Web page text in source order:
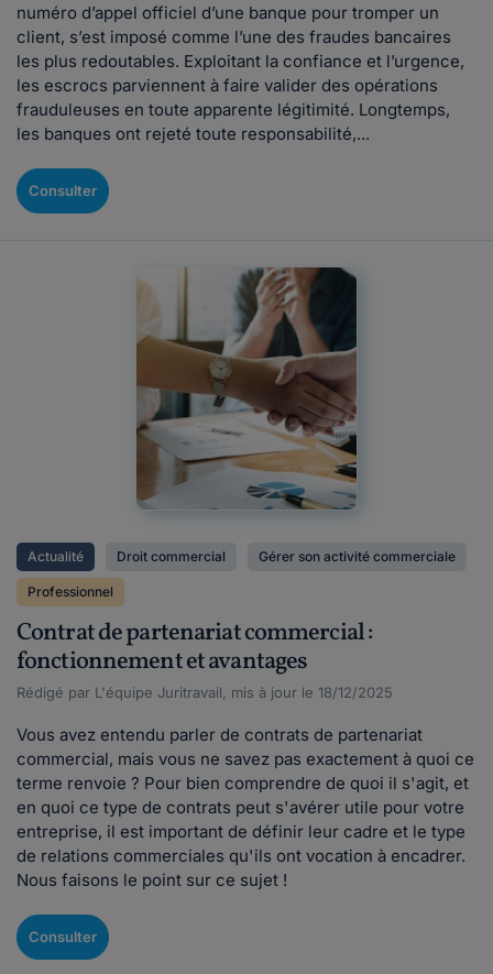
numéro d’appel officiel d’une banque pour tromper un
client, s’est imposé comme l’une des fraudes bancaires
les plus redoutables. Exploitant la confiance et l’urgence,
les escrocs parviennent à faire valider des opérations
frauduleuses en toute apparente légitimité. Longtemps,
les banques ont rejeté toute responsabilité,...
Consulter
Actualité Droit commercial Gérer son activité commerciale
Professionnel
Contrat de partenariat commercial :
fonctionnement et avantages
Rédigé par L'équipe Juritravail, mis à jour le 18/12/2025
Vous avez entendu parler de contrats de partenariat
commercial, mais vous ne savez pas exactement à quoi ce
terme renvoie ? Pour bien comprendre de quoi il s'agit, et
en quoi ce type de contrats peut s'avérer utile pour votre
entreprise, il est important de définir leur cadre et le type
de relations commerciales qu'ils ont vocation à encadrer.
Nous faisons le point sur ce sujet !
Consulter